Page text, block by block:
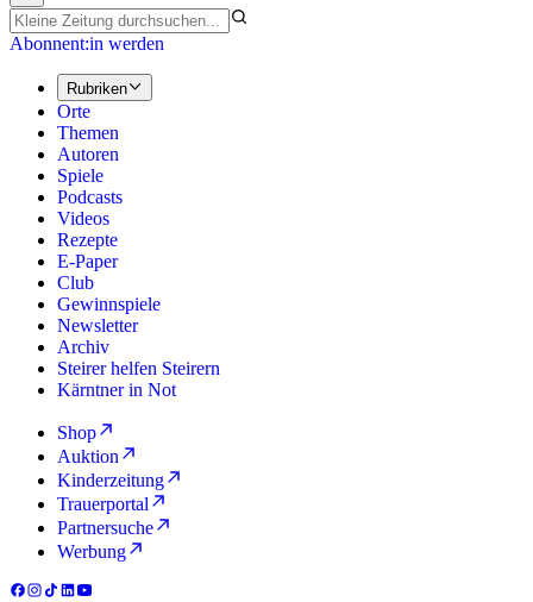
Abonnent:in werden
Rubriken
Orte
Themen
Autoren
Spiele
Podcasts
Videos
Rezepte
E-Paper
Club
Gewinnspiele
Newsletter
Archiv
Steirer helfen Steirern
Kärntner in Not
Shop
Auktion
Kinderzeitung
Trauerportal
Partnersuche
Werbung